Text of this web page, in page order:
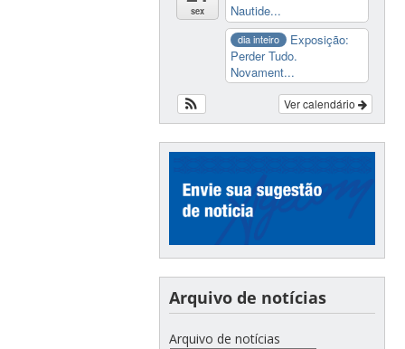
sex
Nautide...
dia inteiro
Exposição:
Perder Tudo.
Novament...
Ver calendário
Arquivo de notícias
Arquivo de notícias